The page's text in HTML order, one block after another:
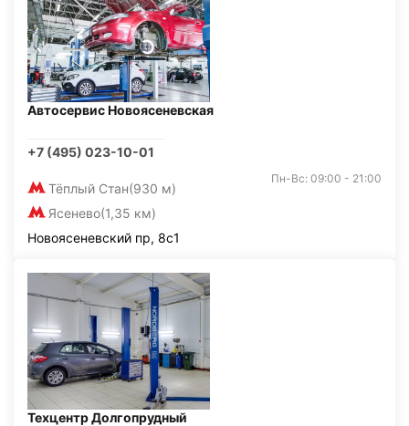
Автосервис Новоясеневская
+7 (495) 023-10-01
Тёплый Стан(930 м)
Ясенево(1,35 км)
Пн-Вс: 09:00 - 21:00
Новоясеневский пр, 8с1
Техцентр Долгопрудный